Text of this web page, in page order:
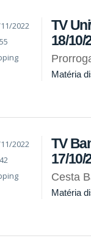
2022
TV
18/10/
Matéria
2022
TV
17/10/
Cesta
Matéria